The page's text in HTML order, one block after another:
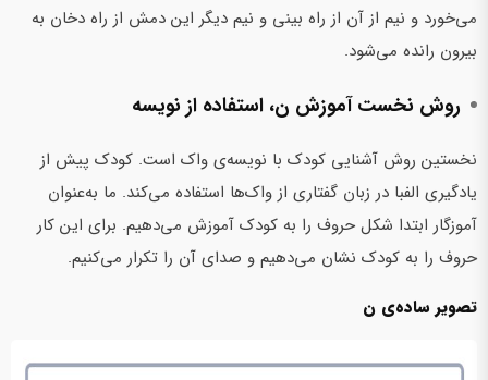
می‌خورد و نیم از آن از راه بینی و نیم دیگر این دمش از راه دخان به
بیرون رانده می‌شود.
روش نخست آموزش ن، استفاده از نویسه
نخستین روش آشنایی کودک با نویسه‌ی واک است. کودک پیش از
یادگیری الفبا در زبان گفتاری از واک‌ها استفاده می‌کند. ما به‌عنوان
آموزگار ابتدا شکل حروف را به کودک آموزش می‌دهیم. برای این کار
حروف را به کودک نشان می‌دهیم و صدای آن را تکرار می‌کنیم.
تصویر ساده‌ی ن